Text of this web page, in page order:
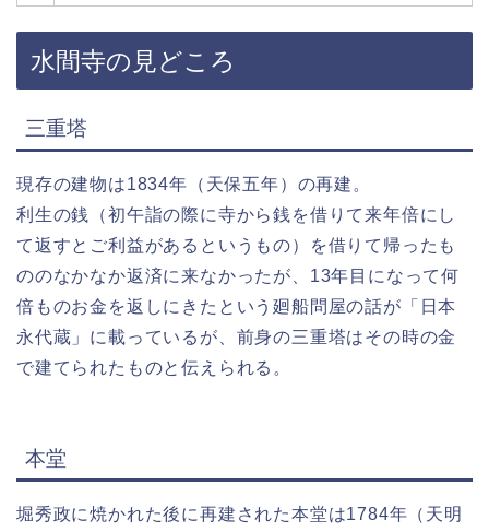
水間寺の見どころ
三重塔
現存の建物は1834年（天保五年）の再建。
利生の銭（初午詣の際に寺から銭を借りて来年倍にし
て返すとご利益があるというもの）を借りて帰ったも
ののなかなか返済に来なかったが、13年目になって何
倍ものお金を返しにきたという廻船問屋の話が「日本
永代蔵」に載っているが、前身の三重塔はその時の金
で建てられたものと伝えられる。
本堂
堀秀政に焼かれた後に再建された本堂は1784年（天明